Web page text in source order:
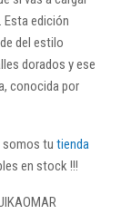
edición
del estilo
dorados y ese
conocida por
somos tu tienda
en stock !!!